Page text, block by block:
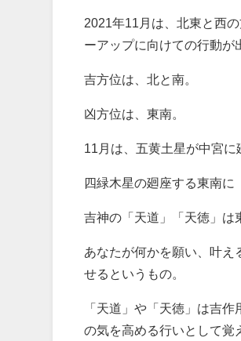
2021年11月は、北東と西
ーアップに向けての行動が
吉方位は、北と南。
凶方位は、東南。
11月は、五黄土星が中宮に
四緑木星の廻座する東南に
吉神の「天道」「天徳」は
あなたが何かを願い、叶え
せるというもの。
「天道」や「天徳」は吉
の気を高める行いとして覚